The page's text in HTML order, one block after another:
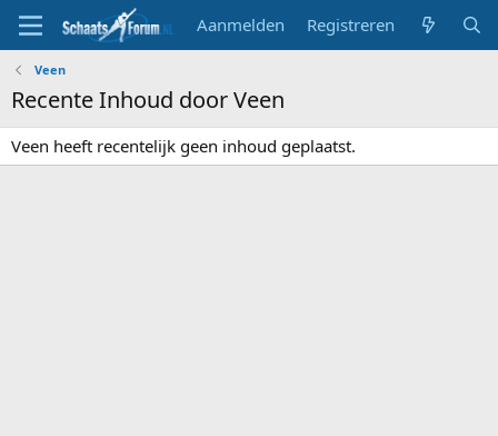
Aanmelden Registreren
Veen
Recente Inhoud door Veen
Veen heeft recentelijk geen inhoud geplaatst.